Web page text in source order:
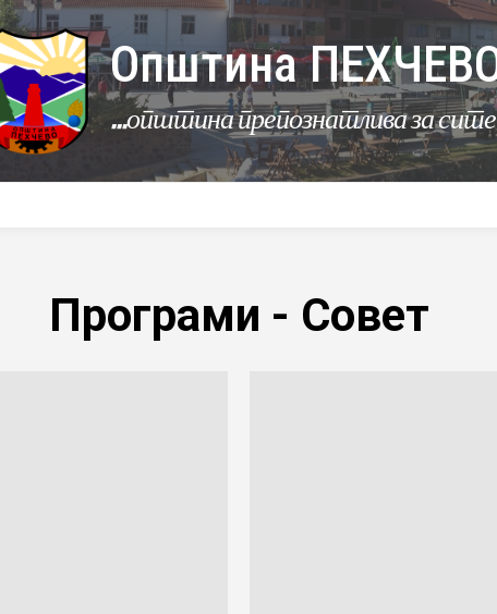
Општина
...општина препознатлива за сите
Програми - Совет